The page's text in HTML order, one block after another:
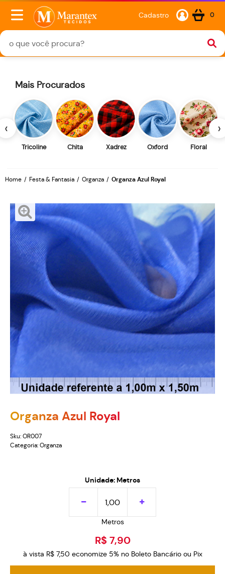
Cadastro 0
‹
Mais Procurados
Tricoline Chita Xadrez Oxford Floral
›
Home Festa & Fantasia Organza Organza Azul Royal
Organza Azul Royal
Sku: OR007
Categoria: Organza
Unidade: Metros
Metros
R$ 7,90
à vista R$ 7,50 economize 5% no Boleto Bancário ou Pix